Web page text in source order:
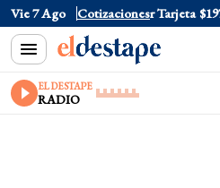
Vie 7 Ago Cotizaciones
$1520 Dólar Tarjeta $1976
EL DESTAPE
RADIO